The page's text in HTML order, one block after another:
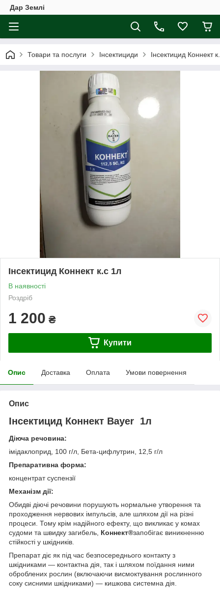
Дар Землі
Товари та послуги Інсектициди Інсектицид Коннект
Інсектицид Коннект к.с 1л
В наявності
Роздріб
1 200 ₴
Купити
Опис Доставка Оплата Умови повернення
Опис
Інсектицид Коннект Bayer 1л
Діюча речовина:
імідаклоприд, 100 г/л, Бета-цифлутрин, 12,5 г/л
Препаративна форма:
концентрат суспензії
Механізм дії:
Обидві діючі речовини порушують нормальне утворення та
проходження нервових імпульсів, але шляхом дії на різні
процеси. Тому крім надійного ефекту, що викликає у комах
судоми та швидку загибель, Коннект®запобігає виникненню
стійкості у шкідників.
Препарат діє як під час безпосереднього контакту з
шкідниками — контактна дія, так і шляхом поїдання ними
оброблених рослин (включаючи висмоктування рослинного
соку сисними шкідниками) — кишкова системна дія.